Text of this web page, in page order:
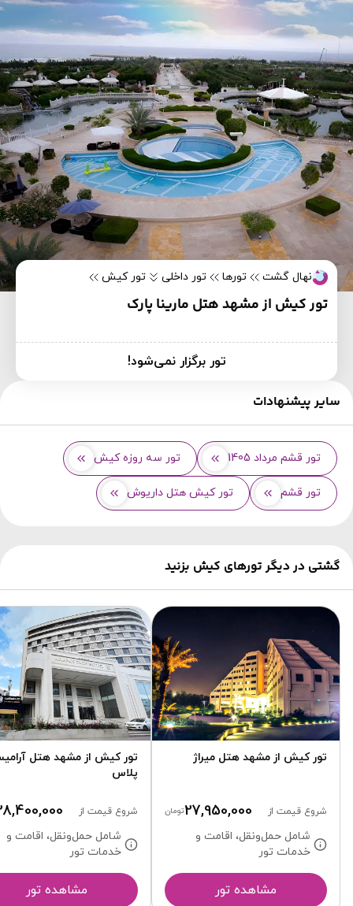
نهال گشت تورها تور داخلی تور کیش
تور کیش از مشهد هتل مارینا پارک
تور برگزار نمی‌شود!
سایر پیشنهادات
تور قشم مرداد 1405 تور سه روزه کیش
تور قشم تور کیش هتل داریوش
گشتی در دیگر تورهای کیش بزنید
تور کیش از مشهد هتل میراژ
شروع قیمت از 27,950,000تومان
شامل حمل‌ونقل، اقامت و
خدمات تور
مشاهده تور
تور کیش از مشهد هتل
پلاس
شروع قیمت از
شامل حمل‌ونقل، اقامت و
خدمات تور
مشاهده تور